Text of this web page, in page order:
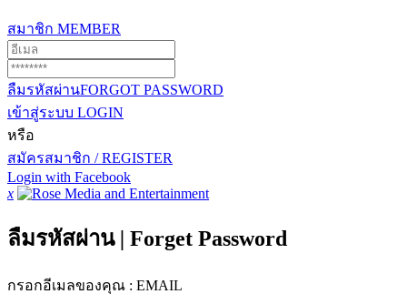
สมาชิก MEMBER
ลืมรหัสผ่านFORGOT PASSWORD
เข้าสู่ระบบ LOGIN
หรือ
สมัครสมาชิก / REGISTER
Login with Facebook
x
ลืมรหัสผ่าน | Forget Password
กรอกอีเมลของคุณ : EMAIL